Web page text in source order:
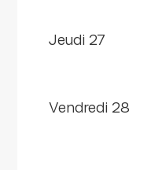
jeudi 27
vendredi 28